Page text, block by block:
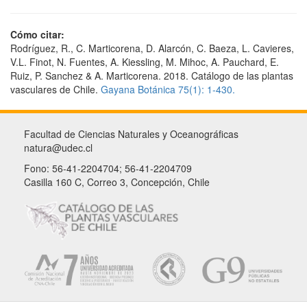
Cómo citar:
Rodríguez, R., C. Marticorena, D. Alarcón, C. Baeza, L. Cavieres,
V.L. Finot, N. Fuentes, A. Kiessling, M. Mihoc, A. Pauchard, E.
Ruiz, P. Sanchez & A. Marticorena. 2018. Catálogo de las plantas
vasculares de Chile. Gayana Botánica 75(1): 1-430.
Facultad de Ciencias Naturales y Oceanográficas
natura@udec.cl
Fono: 56-41-2204704; 56-41-2204709
Casilla 160 C, Correo 3, Concepción, Chile